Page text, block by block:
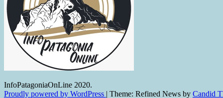
InfoPatagoniaOnLine 2020.
Proudly powered by WordPress | Theme: Refined News by Candid